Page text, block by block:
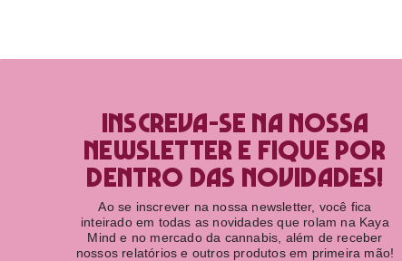
Inscreva-se na nossa
newsletter e fique por
dentro das novidades!​
Ao se inscrever na nossa newsletter, você fica
inteirado em todas as novidades que rolam na Kaya
Mind e no mercado da cannabis, além de receber
nossos relatórios e outros produtos em primeira mão!